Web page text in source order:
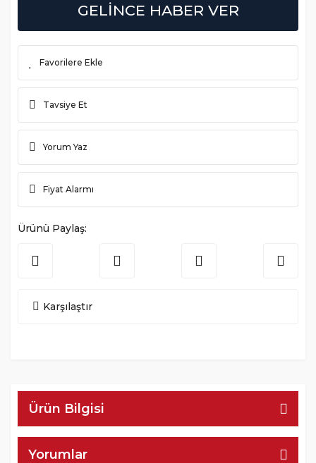
GELİNCE HABER VER
Tavsiye Et
Yorum Yaz
Fiyat Alarmı
Ürünü Paylaş:
Karşılaştır
Ürün Bilgisi
Yorumlar